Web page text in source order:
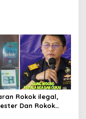
Rokok ilegal,
Dan Rokok